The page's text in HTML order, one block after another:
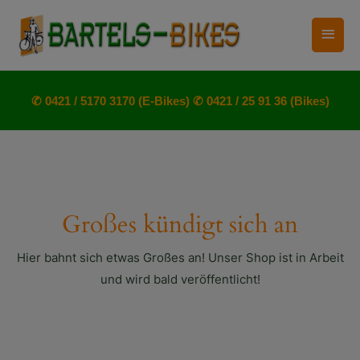
Inhalt
springen
✆ 0421 / 5170 3170 (E-Bikes) ✆ 0421 / 25 91 36 (Bikes)
Großes kündigt sich an
Hier bahnt sich etwas Großes an! Unser Shop ist in Arbeit
und wird bald veröffentlicht!